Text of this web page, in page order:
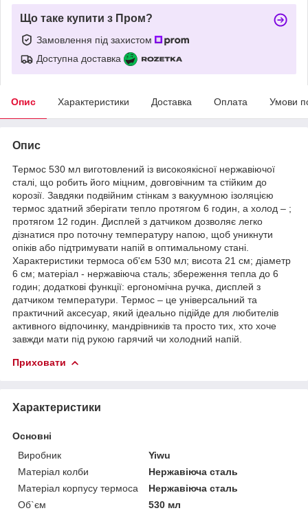
Що таке купити з Пром?
Замовлення під захистом
Доступна доставка
Опис Характеристики Доставка Оплата Умови
Опис
Термос 530 мл виготовлений із високоякісної нержавіючої
сталі, що робить його міцним, довговічним та стійким до
корозії. Завдяки подвійним стінкам з вакуумною ізоляцією
термос здатний зберігати тепло протягом 6 годин, а холод – ;
протягом 12 годин. Дисплей з датчиком дозволяє легко
дізнатися про поточну температуру напою, щоб уникнути
опіків або підтримувати напій в оптимальному стані.
Характеристики термоса об'єм 530 мл; висота 21 см; діаметр
6 см; матеріал - нержавіюча сталь; збереження тепла до 6
годин; додаткові функції: ергономічна ручка, дисплей з
датчиком температури. Термос – це універсальний та
практичний аксесуар, який ідеально підійде для любителів
активного відпочинку, мандрівників та просто тих, хто хоче
завжди мати під рукою гарячий чи холодний напій.
Приховати
Характеристики
Основні
Виробник
Yiwu
Матеріал колби
Нержавіюча сталь
Матеріал корпусу термоса
Нержавіюча сталь
Об`єм
530 мл